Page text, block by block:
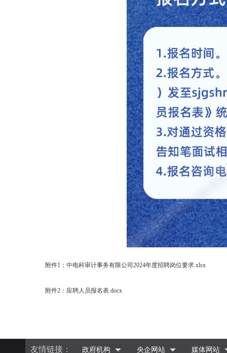
附件1：中电科审计事务有限公司2024年度招聘岗位要求.xlsx
附件2：应聘人员报名表.docx
友情链接： 政府机构 央企网站 媒体网站